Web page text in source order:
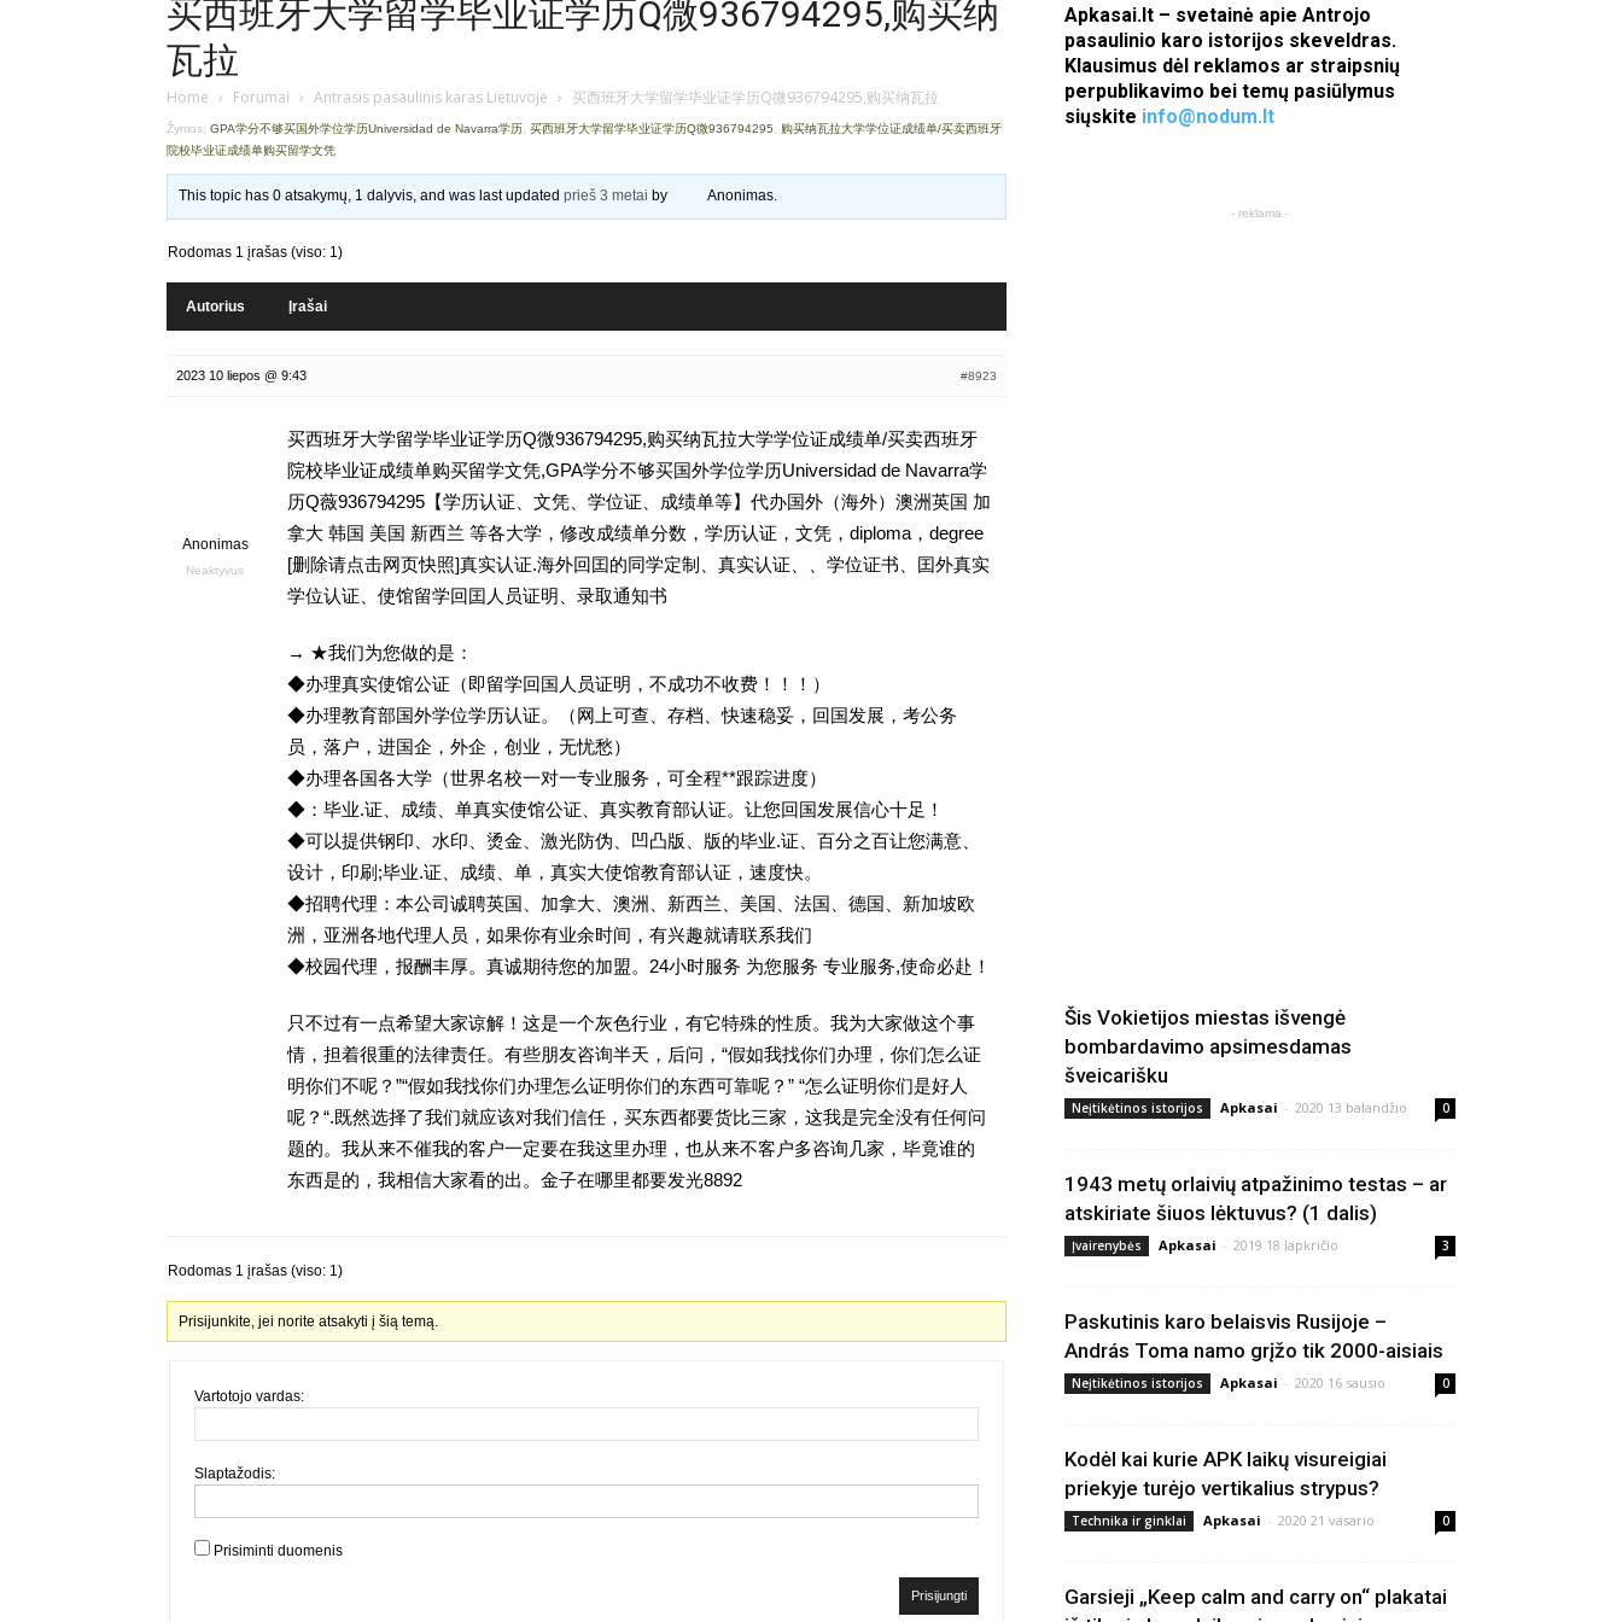
买西班牙大学留学毕业证学历Q微936794295,购买纳
瓦拉
Home › Forumai › Antrasis pasaulinis karas Lietuvoje › 买西班牙大学留学毕业证学历Q微936794295,购买纳瓦拉
Žymos: GPA学分不够买国外学位学历Universidad de Navarra学历 买西班牙大学留学毕业证学历Q微936794295
购买纳瓦拉大学学位证成绩单/买卖西班牙
院校毕业证成绩单购买留学文凭
This topic has 0 atsakymų, 1 dalyvis, and was last updatedprieš 3 metai by Anonimas.
Rodomas 1 įrašas (viso: 1)
Autorius Įrašai
2023 10 liepos @ 9:43 #8923
Anonimas
Neaktyvus
买西班牙大学留学毕业证学历Q微936794295,购买纳瓦拉大学学位证成绩单/买卖西班牙
院校毕业证成绩单购买留学文凭,GPA学分不够买国外学位学历Universidad de Navarra学
历Q薇936794295【学历认证、文凭、学位证、成绩单等】代办国外（海外）澳洲英国 加
拿大 韩国 美国 新西兰 等各大学，修改成绩单分数，学历认证，文凭，diploma，degree
[删除请点击网页快照]真实认证.海外回囯的同学定制、真实认证、、学位证书、囯外真实
学位认证、使馆留学回囯人员证明、录取通知书
→ ★我们为您做的是：
◆办理真实使馆公证（即留学回国人员证明，不成功不收费！！！）
◆办理教育部国外学位学历认证。（网上可查、存档、快速稳妥，回国发展，考公务
员，落户，进国企，外企，创业，无忧愁）
◆办理各国各大学（世界名校一对一专业服务，可全程**跟踪进度）
◆：毕业.证、成绩、单真实使馆公证、真实教育部认证。让您回国发展信心十足！
◆可以提供钢印、水印、烫金、激光防伪、凹凸版、版的毕业.证、百分之百让您满意、
设计，印刷;毕业.证、成绩、单，真实大使馆教育部认证，速度快。
◆招聘代理：本公司诚聘英国、加拿大、澳洲、新西兰、美国、法国、德国、新加坡欧
洲，亚洲各地代理人员，如果你有业余时间，有兴趣就请联系我们
◆校园代理，报酬丰厚。真诚期待您的加盟。24小时服务 为您服务 专业服务,使命必赴！
只不过有一点希望大家谅解！这是一个灰色行业，有它特殊的性质。我为大家做这个事
情，担着很重的法律责任。有些朋友咨询半天，后问，“假如我找你们办理，你们怎么证
明你们不呢？”“假如我找你们办理怎么证明你们的东西可靠呢？” “怎么证明你们是好人
呢？“.既然选择了我们就应该对我们信任，买东西都要货比三家，这我是完全没有任何问
题的。我从来不催我的客户一定要在我这里办理，也从来不客户多咨询几家，毕竟谁的
东西是的，我相信大家看的出。金子在哪里都要发光8892
Rodomas 1 įrašas (viso: 1)
Prisijunkite, jei norite atsakyti į šią temą.
Vartotojo vardas:
Slaptažodis:
Prisiminti duomenis
Prisijungti
Apkasai.lt – svetainė apie Antrojo
pasaulinio karo istorijos skeveldras.
Klausimus dėl reklamos ar straipsnių
perpublikavimo bei temų pasiūlymus
siųskite info@nodum.lt
- reklama -
Šis Vokietijos miestas išvengė
bombardavimo apsimesdamas
šveicarišku
Neįtikėtinos istorijos Apkasai - 2020 13 balandžio 0
1943 metų orlaivių atpažinimo testas – ar
atskiriate šiuos lėktuvus? (1 dalis)
Įvairenybės Apkasai - 2019 18 lapkričio 3
Paskutinis karo belaisvis Rusijoje –
András Toma namo grįžo tik 2000-aisiais
Neįtikėtinos istorijos Apkasai - 2020 16 sausio 0
Kodėl kai kurie APK laikų visureigiai
priekyje turėjo vertikalius strypus?
Technika ir ginklai Apkasai - 2020 21 vasario 0
Garsieji „Keep calm and carry on“ plakatai